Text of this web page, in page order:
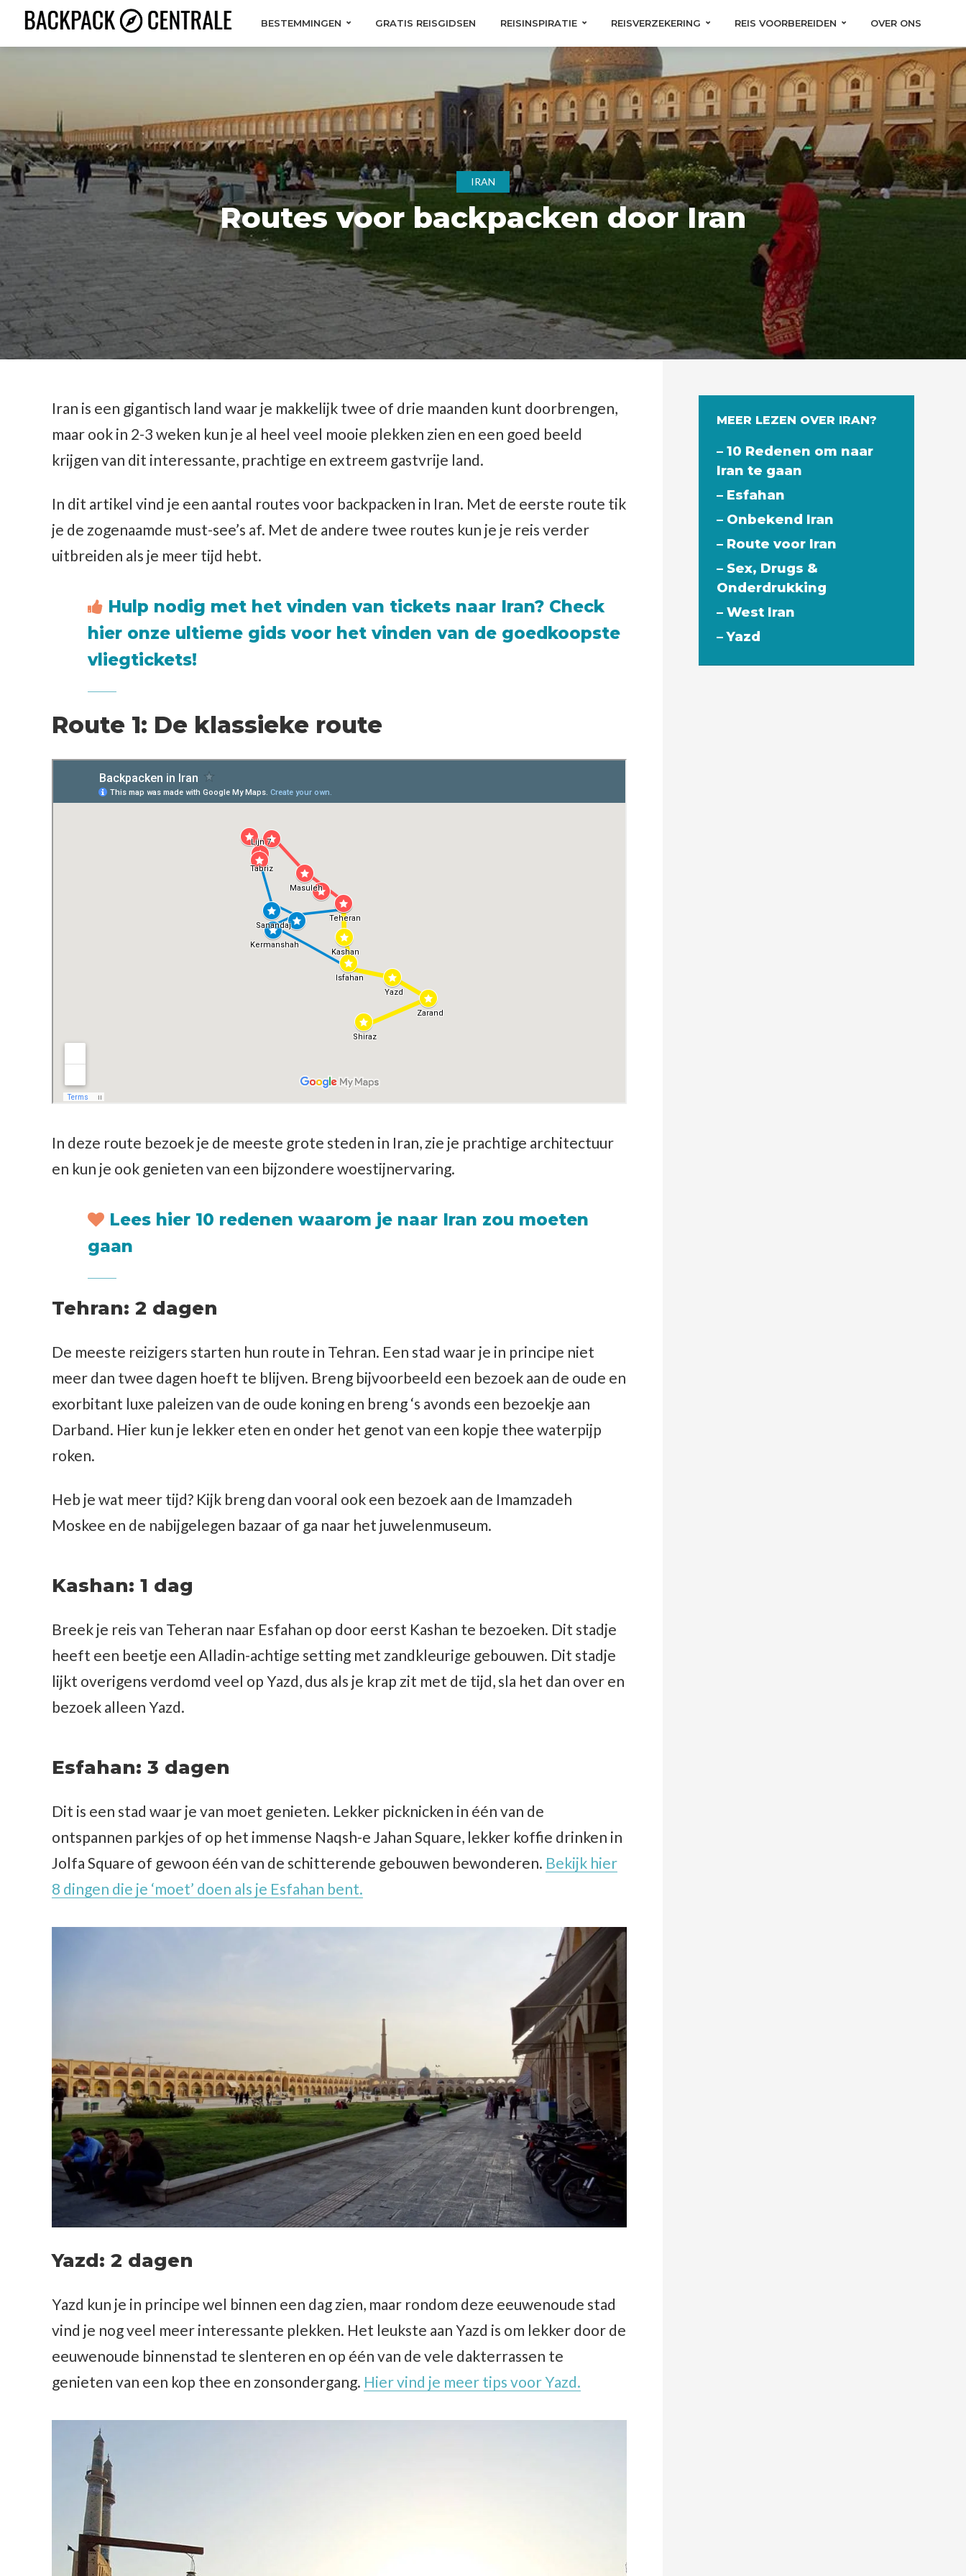
BESTEMMINGEN GRATIS REISGIDSEN REISINSPIRATIE REISVERZEKERING REIS VOORBEREIDEN OVER ONS
IRAN
Routes voor backpacken door Iran
Iran is een gigantisch land waar je makkelijk twee of drie maanden kunt doorbrengen,
maar ook in 2-3 weken kun je al heel veel mooie plekken zien en een goed beeld
krijgen van dit interessante, prachtige en extreem gastvrije land.
In dit artikel vind je een aantal routes voor backpacken in Iran. Met de eerste route tik
je de zogenaamde must-see’s af. Met de andere twee routes kun je je reis verder
uitbreiden als je meer tijd hebt.
Hulp nodig met het vinden van tickets naar Iran? Check
hier onze ultieme gids voor het vinden van de goedkoopste
vliegtickets!
Route 1: De klassieke route
In deze route bezoek je de meeste grote steden in Iran, zie je prachtige architectuur
en kun je ook genieten van een bijzondere woestijnervaring.
Lees hier 10 redenen waarom je naar Iran zou moeten
gaan
Tehran: 2 dagen
De meeste reizigers starten hun route in Tehran. Een stad waar je in principe niet
meer dan twee dagen hoeft te blijven. Breng bijvoorbeeld een bezoek aan de oude en
exorbitant luxe paleizen van de oude koning en breng ‘s avonds een bezoekje aan
Darband. Hier kun je lekker eten en onder het genot van een kopje thee waterpijp
roken.
Heb je wat meer tijd? Kijk breng dan vooral ook een bezoek aan de Imamzadeh
Moskee en de nabijgelegen bazaar of ga naar het juwelenmuseum.
Kashan: 1 dag
Breek je reis van Teheran naar Esfahan op door eerst Kashan te bezoeken. Dit stadje
heeft een beetje een Alladin-achtige setting met zandkleurige gebouwen. Dit stadje
lijkt overigens verdomd veel op Yazd, dus als je krap zit met de tijd, sla het dan over en
bezoek alleen Yazd.
Esfahan: 3 dagen
Dit is een stad waar je van moet genieten. Lekker picknicken in één van de
ontspannen parkjes of op het immense Naqsh-e Jahan Square, lekker koffie drinken in
Jolfa Square of gewoon één van de schitterende gebouwen bewonderen. Bekijk hier
8 dingen die je ‘moet’ doen als je Esfahan bent.
Yazd: 2 dagen
Yazd kun je in principe wel binnen een dag zien, maar rondom deze eeuwenoude stad
vind je nog veel meer interessante plekken. Het leukste aan Yazd is om lekker door de
eeuwenoude binnenstad te slenteren en op één van de vele dakterrassen te
genieten van een kop thee en zonsondergang. Hier vind je meer tips voor Yazd.
MEER LEZEN OVER IRAN?
– 10 Redenen om naar
Iran te gaan
– Esfahan
– Onbekend Iran
– Route voor Iran
– Sex, Drugs &
Onderdrukking
– West Iran
– Yazd